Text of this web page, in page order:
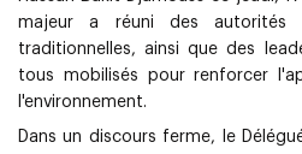
majeur a réuni des autorités
traditionnelles, ainsi que des
tous mobilisés pour renforcer
l'environnement.
Dans un discours ferme, le